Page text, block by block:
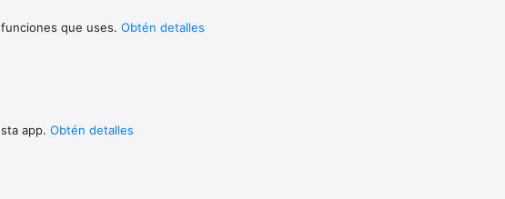
que uses. Obtén detalles
app. Obtén detalles